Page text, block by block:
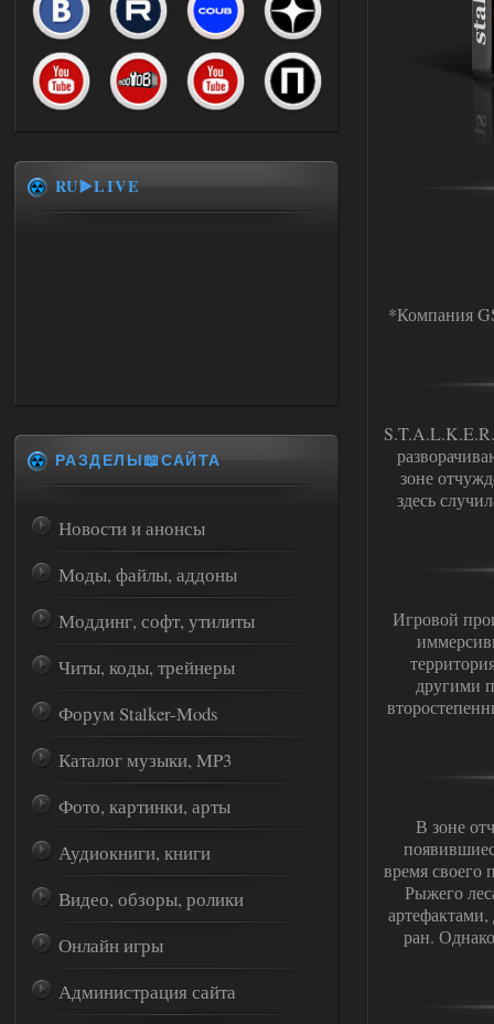
*Компания
зоне
здесь
Игровой
другими
В зоне
время своего
Рыжего
ран.
RU▶️LIVE
РАЗДЕЛЫ📖САЙТА
Новости и анонсы
Моды, файлы, аддоны
Моддинг, софт, утилиты
Читы, коды, трейнеры
Форум Stalker-Mods
Каталог музыки, MP3
Фото, картинки, арты
Аудиокниги, книги
Видео, обзоры, ролики
Онлайн игры
Администрация сайта